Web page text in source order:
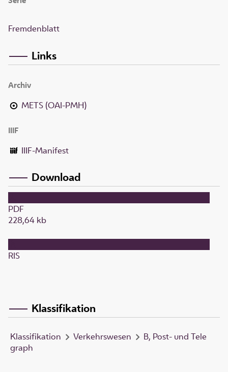
Fremdenblatt
Links
Archiv
METS (OAI-PMH)
IIIF
IIIF-Manifest
Download
PDF
228,64 kb
RIS
Klassifikation
Klassifikation Verkehrswesen
B, Post- und Tele
graph